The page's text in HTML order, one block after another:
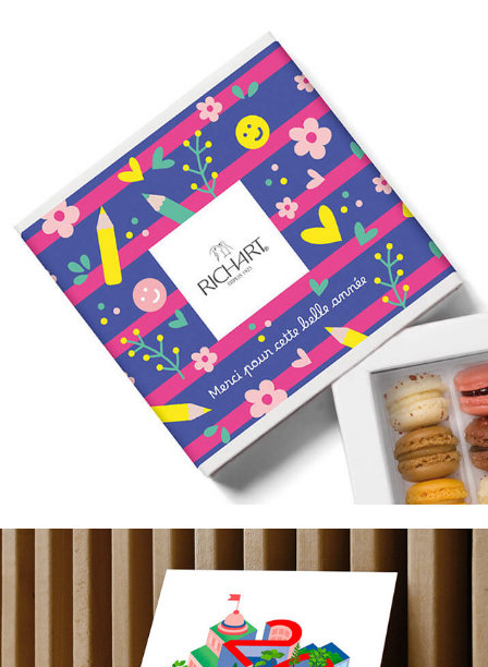
Chocolats Richart